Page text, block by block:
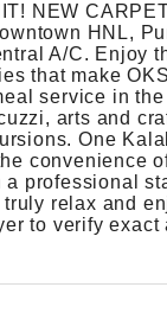
NEW
HNL,
A/C. Enjoy
that make
service in
arts and
One
convenience
professional
relax and
to verify exact